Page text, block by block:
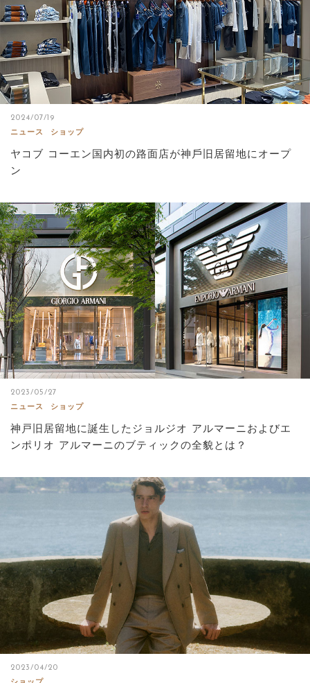
2024/07/19
ニュース
ショップ
ヤコブ コーエン国内初の路⾯店が神⼾旧居留地にオープ
ン
2023/05/27
ニュース
ショップ
神戸旧居留地に誕生したジョルジオ アルマーニおよびエ
ンポリオ アルマーニのブティックの全貌とは？
2023/04/20